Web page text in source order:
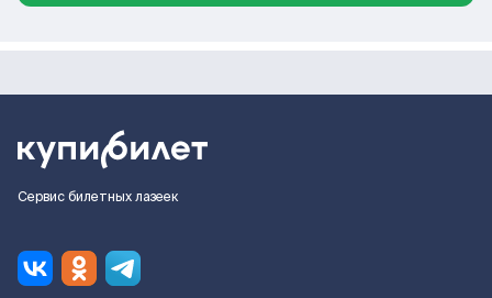
Сервис билетных лазеек